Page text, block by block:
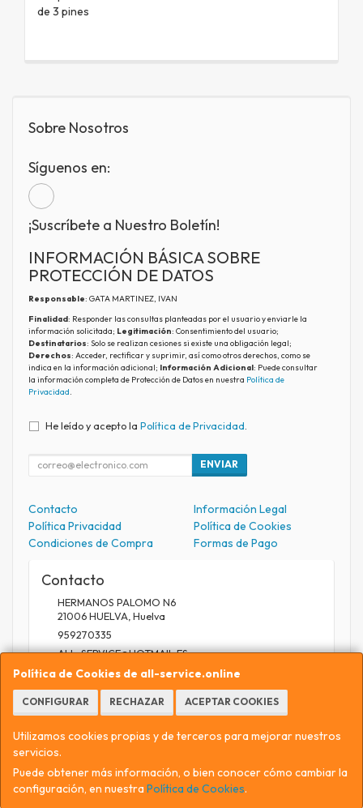
de 3 pines
Política de Cookies de all-service.online
CONFIGURAR RECHAZAR ACEPTAR COOKIES
Utilizamos cookies propias y de terceros para mejorar nuestros
servicios.
Puede obtener más información, o bien conocer cómo cambiar la
configuración, en nuestraPolítica de Cookies.
Sobre Nosotros
Síguenos en:
¡Suscríbete a Nuestro Boletín!
INFORMACIÓN BÁSICA SOBRE
PROTECCIÓN DE DATOS
Responsable: GATA MARTINEZ, IVAN
Finalidad: Responder las consultas planteadas por el usuario y enviarle la
información solicitada; Legitimación: Consentimiento del usuario;
Destinatarios: Solo se realizan cesiones si existe una obligación legal;
Derechos: Acceder, rectificar y suprimir, así como otros derechos, como se
indica en la información adicional; Información Adicional: Puede consultar
la información completa de Protección de Datos en nuestra Política de
Privacidad.
He leído y acepto la Política de Privacidad
ENVIAR
Contacto
Información Legal
Política Privacidad
Política de Cookies
Condiciones de Compra
Formas de Pago
Contacto
HERMANOS PALOMO N6
21006HUELVA Huelva
959270335
ALL_SERVICE@HOTMAIL.ES
Horario
9.30 A 13.30 / 17 A 20.30
, , , , España. - C.I.F.: 75559829E - Tfno: